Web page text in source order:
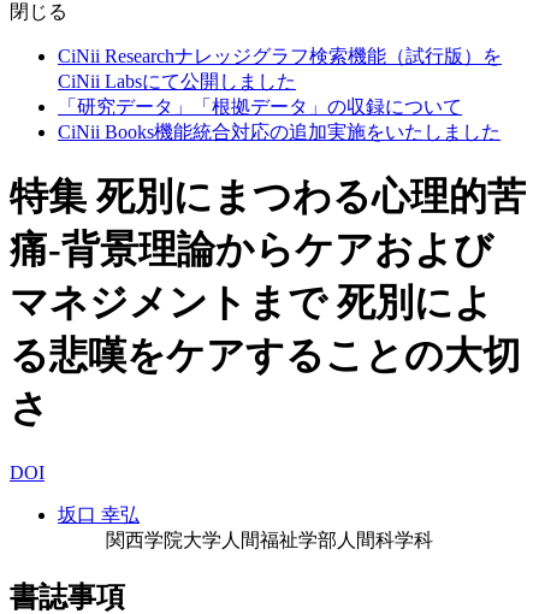
閉じる
CiNii Researchナレッジグラフ検索機能（試行版）を
CiNii Labsにて公開しました
「研究データ」「根拠データ」の収録について
CiNii Books機能統合対応の追加実施をいたしました
特集 死別にまつわる心理的苦
痛-背景理論からケアおよび
マネジメントまで 死別によ
る悲嘆をケアすることの大切
さ
DOI
坂口 幸弘
関西学院大学人間福祉学部人間科学科
書誌事項